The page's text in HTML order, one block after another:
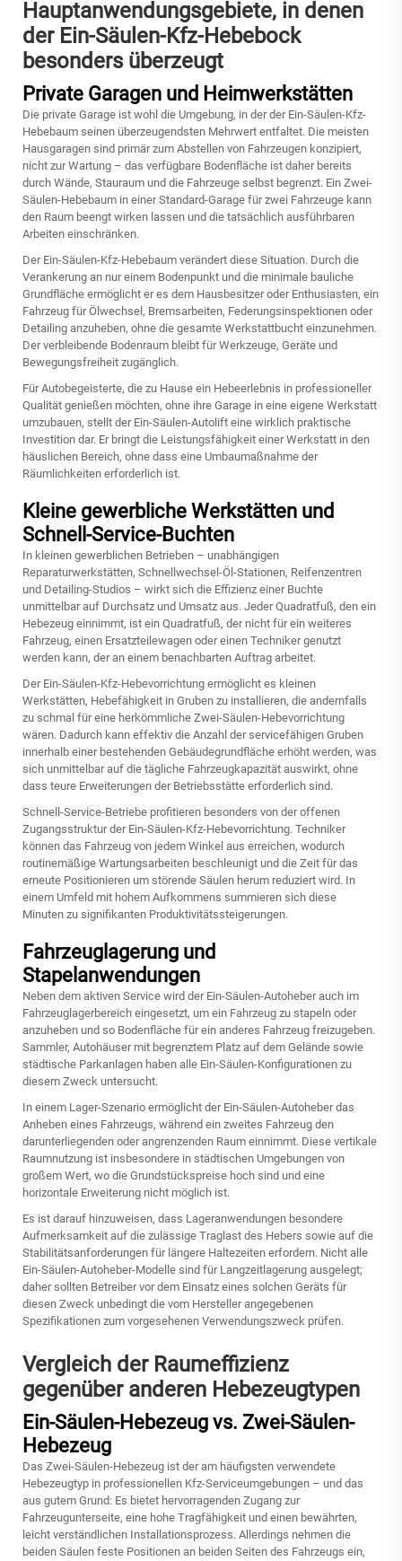
Hauptanwendungsgebiete, in denen
der Ein-Säulen-Kfz-Hebebock
besonders überzeugt
Private Garagen und Heimwerkstätten
Die private Garage ist wohl die Umgebung, in der der Ein-Säulen-Kfz-
Hebebaum seinen überzeugendsten Mehrwert entfaltet. Die meisten
Hausgaragen sind primär zum Abstellen von Fahrzeugen konzipiert,
nicht zur Wartung – das verfügbare Bodenfläche ist daher bereits
durch Wände, Stauraum und die Fahrzeuge selbst begrenzt. Ein Zwei-
Säulen-Hebebaum in einer Standard-Garage für zwei Fahrzeuge kann
den Raum beengt wirken lassen und die tatsächlich ausführbaren
Arbeiten einschränken.
Der Ein-Säulen-Kfz-Hebebaum verändert diese Situation. Durch die
Verankerung an nur einem Bodenpunkt und die minimale bauliche
Grundfläche ermöglicht er es dem Hausbesitzer oder Enthusiasten, ein
Fahrzeug für Ölwechsel, Bremsarbeiten, Federungsinspektionen oder
Detailing anzuheben, ohne die gesamte Werkstattbucht einzunehmen.
Der verbleibende Bodenraum bleibt für Werkzeuge, Geräte und
Bewegungsfreiheit zugänglich.
Für Autobegeisterte, die zu Hause ein Hebeerlebnis in professioneller
Qualität genießen möchten, ohne ihre Garage in eine eigene Werkstatt
umzubauen, stellt der Ein-Säulen-Autolift eine wirklich praktische
Investition dar. Er bringt die Leistungsfähigkeit einer Werkstatt in den
häuslichen Bereich, ohne dass eine Umbaumaßnahme der
Räumlichkeiten erforderlich ist.
Kleine gewerbliche Werkstätten und
Schnell-Service-Buchten
In kleinen gewerblichen Betrieben – unabhängigen
Reparaturwerkstätten, Schnellwechsel-Öl-Stationen, Reifenzentren
und Detailing-Studios – wirkt sich die Effizienz einer Buchte
unmittelbar auf Durchsatz und Umsatz aus. Jeder Quadratfuß, den ein
Hebezeug einnimmt, ist ein Quadratfuß, der nicht für ein weiteres
Fahrzeug, einen Ersatzteilewagen oder einen Techniker genutzt
werden kann, der an einem benachbarten Auftrag arbeitet.
Der Ein-Säulen-Kfz-Hebevorrichtung ermöglicht es kleinen
Werkstätten, Hebefähigkeit in Gruben zu installieren, die andernfalls
zu schmal für eine herkömmliche Zwei-Säulen-Hebevorrichtung
wären. Dadurch kann effektiv die Anzahl der servicefähigen Gruben
innerhalb einer bestehenden Gebäudegrundfläche erhöht werden, was
sich unmittelbar auf die tägliche Fahrzeugkapazität auswirkt, ohne
dass teure Erweiterungen der Betriebsstätte erforderlich sind.
Schnell-Service-Betriebe profitieren besonders von der offenen
Zugangsstruktur der Ein-Säulen-Kfz-Hebevorrichtung. Techniker
können das Fahrzeug von jedem Winkel aus erreichen, wodurch
routinemäßige Wartungsarbeiten beschleunigt und die Zeit für das
erneute Positionieren um störende Säulen herum reduziert wird. In
einem Umfeld mit hohem Aufkommens summieren sich diese
Minuten zu signifikanten Produktivitätssteigerungen.
Fahrzeuglagerung und
Stapelanwendungen
Neben dem aktiven Service wird der Ein-Säulen-Autoheber auch im
Fahrzeuglagerbereich eingesetzt, um ein Fahrzeug zu stapeln oder
anzuheben und so Bodenfläche für ein anderes Fahrzeug freizugeben.
Sammler, Autohäuser mit begrenztem Platz auf dem Gelände sowie
städtische Parkanlagen haben alle Ein-Säulen-Konfigurationen zu
diesem Zweck untersucht.
In einem Lager-Szenario ermöglicht der Ein-Säulen-Autoheber das
Anheben eines Fahrzeugs, während ein zweites Fahrzeug den
darunterliegenden oder angrenzenden Raum einnimmt. Diese vertikale
Raumnutzung ist insbesondere in städtischen Umgebungen von
großem Wert, wo die Grundstückspreise hoch sind und eine
horizontale Erweiterung nicht möglich ist.
Es ist darauf hinzuweisen, dass Lageranwendungen besondere
Aufmerksamkeit auf die zulässige Traglast des Hebers sowie auf die
Stabilitätsanforderungen für längere Haltezeiten erfordern. Nicht alle
Ein-Säulen-Autoheber-Modelle sind für Langzeitlagerung ausgelegt;
daher sollten Betreiber vor dem Einsatz eines solchen Geräts für
diesen Zweck unbedingt die vom Hersteller angegebenen
Spezifikationen zum vorgesehenen Verwendungszweck prüfen.
Vergleich der Raumeffizienz
gegenüber anderen Hebezeugtypen
Ein-Säulen-Hebezeug vs. Zwei-Säulen-
Hebezeug
Das Zwei-Säulen-Hebezeug ist der am häufigsten verwendete
Hebezeugtyp in professionellen Kfz-Serviceumgebungen – und das
aus gutem Grund: Es bietet hervorragenden Zugang zur
Fahrzeugunterseite, eine hohe Tragfähigkeit und einen bewährten,
leicht verständlichen Installationsprozess. Allerdings nehmen die
beiden Säulen feste Positionen an beiden Seiten des Fahrzeugs ein,